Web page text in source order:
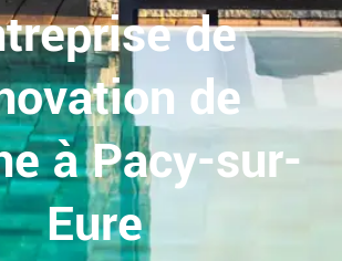
de
de
à Pacy-sur-
Eure